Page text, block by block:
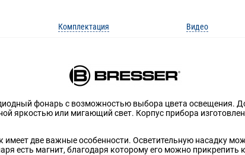
Комплектация Видео
фонарь с возможностью выбора цвета
яркостью или мигающий свет. Корпус прибора
две важные особенности. Осветительную насадку
есть магнит, благодаря которому его можно